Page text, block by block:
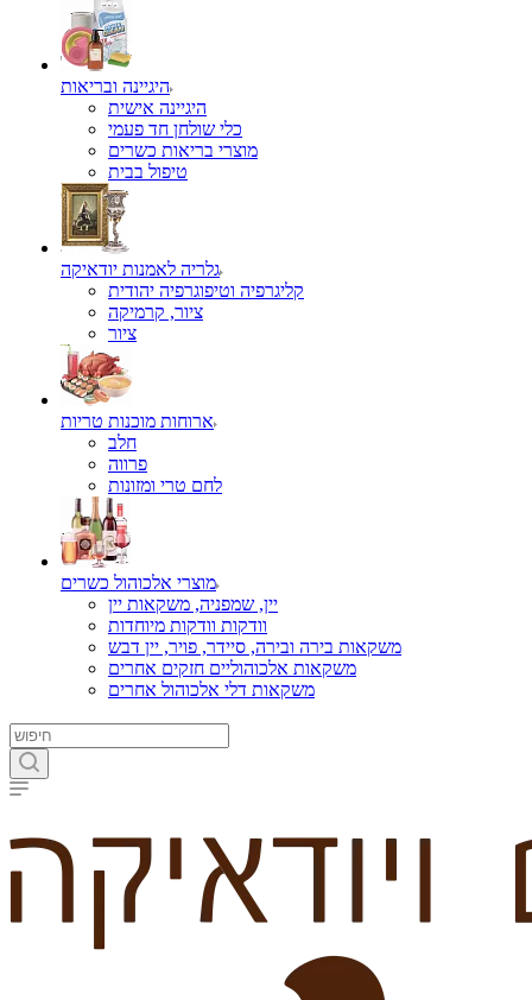
היגיינה ובריאות
היגיינה אישית
כלי שולחן חד פעמי
מוצרי בריאות כשרים
טיפול בבית
גלריה לאמנות יודאיקה
קליגרפיה וטיפוגרפיה יהודית
ציור, קרמיקה
ציור
ארוחות מוכנות טריות
חלב
פרווה
לחם טרי ומזונות
מוצרי אלכוהול כשרים
יין, שמפניה, משקאות יין
וודקות וודקות מיוחדות
משקאות בירה ובירה, סיידר, פויר, יין דבש
משקאות אלכוהוליים חזקים אחרים
משקאות דלי אלכוהול אחרים